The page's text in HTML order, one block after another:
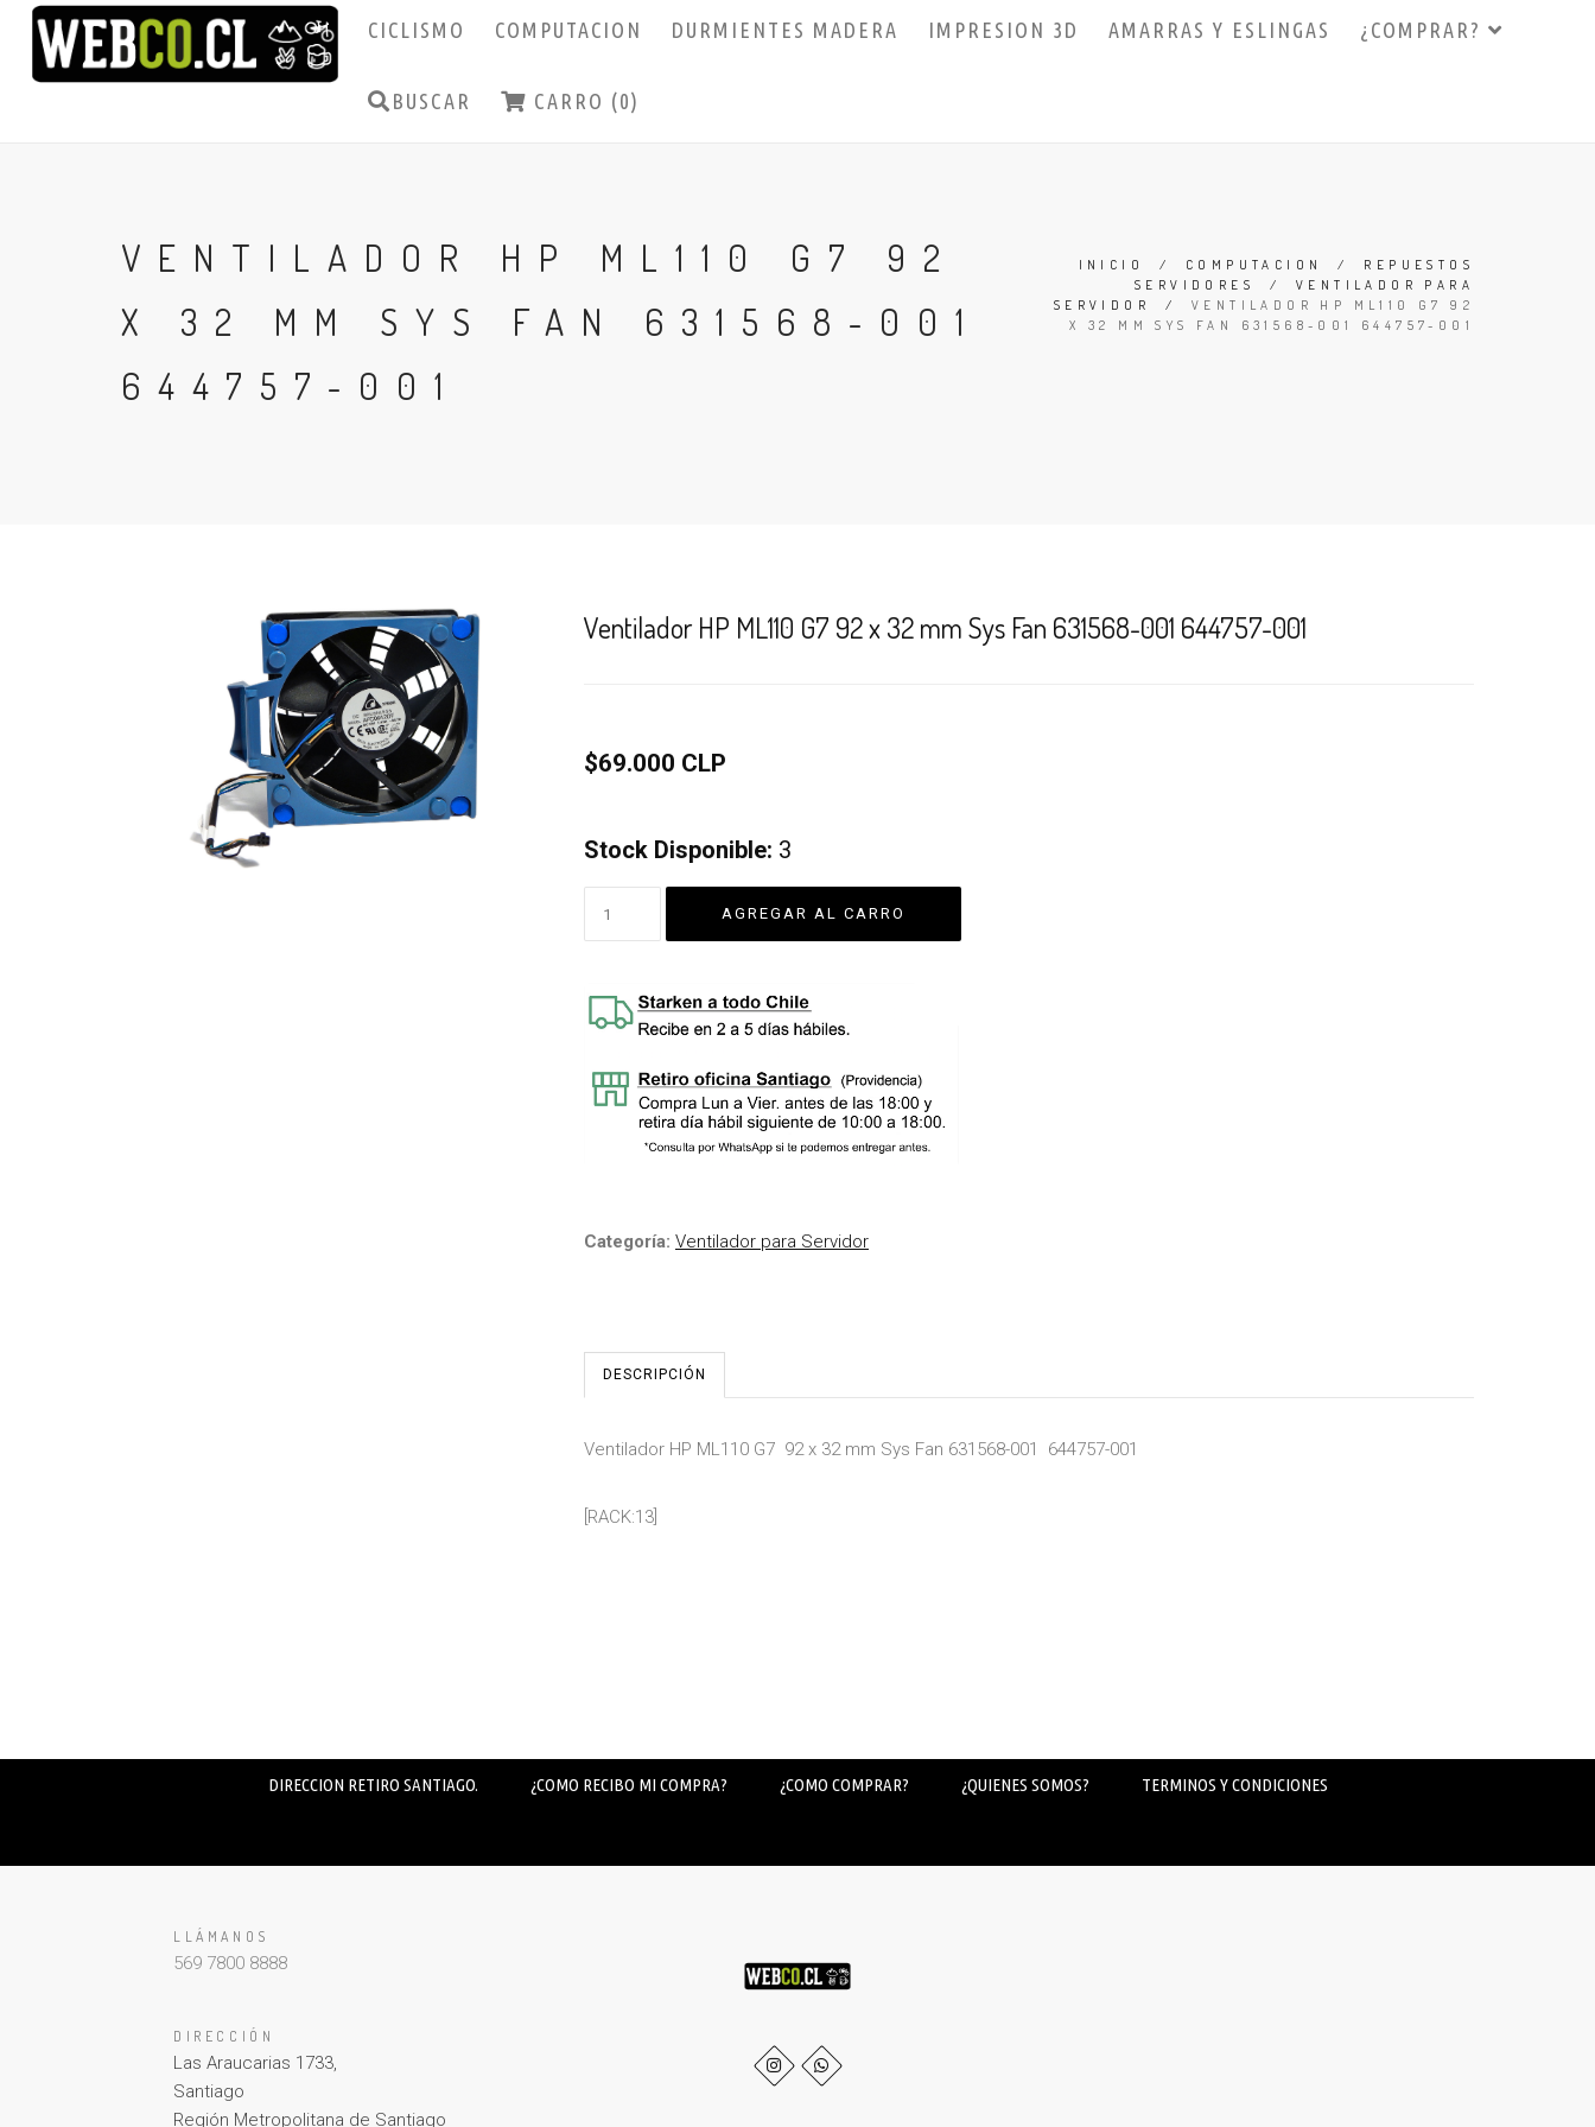
CICLISMO COMPUTACION DURMIENTES MADERA IMPRESION 3D AMARRAS Y ESLINGAS ¿COMPRAR?
BUSCAR CARRO (0)
VENTILADOR HP ML110 G7 92
X 32 MM SYS FAN 631568-001
644757-001
INICIO / COMPUTACION / REPUESTOS
SERVIDORES
/ VENTILADOR PARA
SERVIDOR
/ VENTILADOR HP ML110 G7 92
X 32 MM SYS FAN 631568-001 644757-001
Ventilador HP ML110 G7 92 x 32 mm Sys Fan 631568-001 644757-001
$69.000 CLP
Stock Disponible: 3
Categoría: Ventilador para Servidor
DESCRIPCIÓN
Ventilador HP ML110 G7 92 x 32 mm Sys Fan 631568-001 644757-001
[RACK:13]
DIRECCION RETIRO SANTIAGO. ¿COMO RECIBO MI COMPRA? ¿COMO COMPRAR? ¿QUIENES SOMOS? TERMINOS Y CONDICIONES
LLÁMANOS
569 7800 8888
DIRECCIÓN
Las Araucarias 1733,
Santiago
Región Metropolitana de Santiago